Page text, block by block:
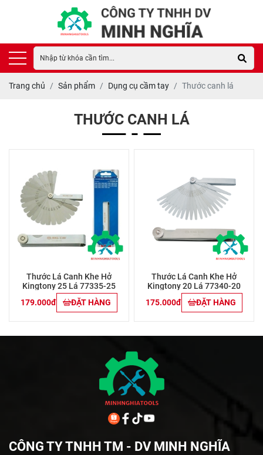
Trang chủ Sản phẩm Dụng cụ cầm tay Thước canh lá
THƯỚC CANH LÁ
Thước Lá Canh Khe Hở
Kingtony 25 Lá 77335-25
179.000đ
ĐẶT HÀNG
Thước Lá Canh Khe Hở
Kingtony 20 Lá 77340-20
175.000đ
ĐẶT HÀNG
CÔNG TY TNHH TM - DV MINH NGHĨA